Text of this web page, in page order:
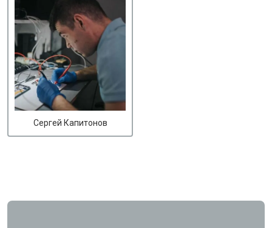
Сергей Капитонов